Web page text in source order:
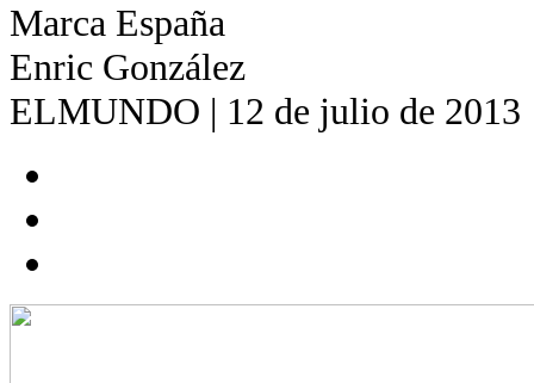
Marca España
Enric González
ELMUNDO | 12 de julio de 2013